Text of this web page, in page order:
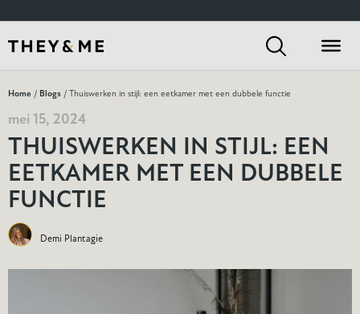
Home / Blogs / Thuiswerken in stijl: een eetkamer met een dubbele functie
mei 15, 2024
THUISWERKEN IN STIJL: EEN
EETKAMER MET EEN DUBBELE
FUNCTIE
Demi Plantagie